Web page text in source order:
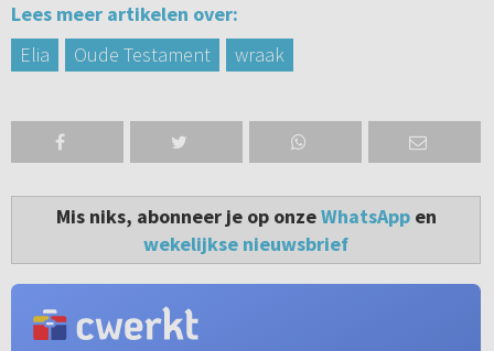
Lees meer artikelen over:
Elia
Oude Testament wraak
Mis niks, abonneer je op onzeWhatsAppen
wekelijkse nieuwsbrief